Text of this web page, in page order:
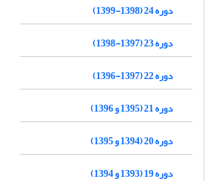
دوره 24 (1398-1399)
دوره 23 (1397-1398)
دوره 22 (1397-1396)
دوره 21 (1395 و 1396)
دوره 20 (1394 و 1395)
دوره 19 (1393 و 1394)